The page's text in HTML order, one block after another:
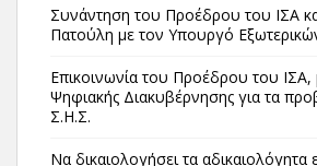
Συνάντηση του Προέδρου του ΙΣΑ
Πατούλη με τον Υπουργό
Επικοινωνία του Προέδρου του
Ψηφιακής Διακυβέρνησης για τα
Σ.Η.Σ.
Να δικαιολογήσει τα αδικαιολόγητα